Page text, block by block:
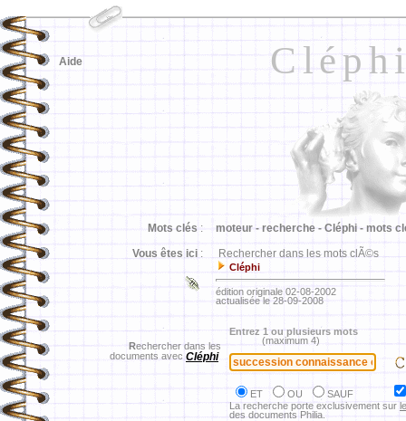
Aide
Mots clés : moteur - recherche - Cléphi - mots
Vous êtes ici : Rechercher dans les mots clÃ©s
Cléphi
édition originale 02-08-2002
actualisée le 28-09-2008
Rechercher dans les
documents avec Cléphi
Entrez 1 ou plusieurs mots
(maximum 4)
ET OU
SAUF
La recherche porte exclusivement sur
des documents Philia.